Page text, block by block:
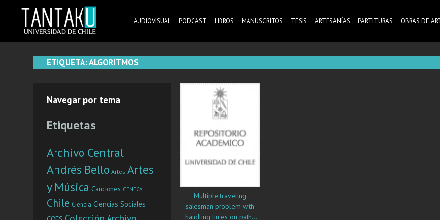
content
AUDIOVISUAL PODCAST LIBROS MANUSCRITOS TESIS ARTESANÍAS PARTITURAS OBRAS DE
ETIQUETA:ALGORITMOS
Navegar por tema
Etiquetas
Archivo Central
Andrés Bello Artes Artes
y Música Canciones CENECA
Chile Ciencia Ciencias Sociales
Multiple traveling
salesman problem with
handling times on paths